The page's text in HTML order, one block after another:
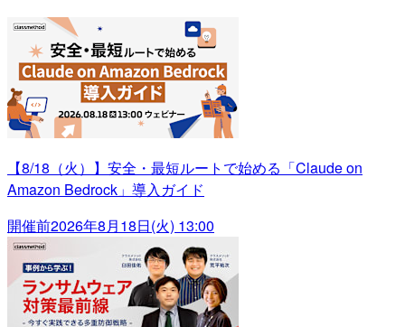
【8/18（火）】安全・最短ルートで始める「Claude on
Amazon Bedrock」導入ガイド
開催前2026年8月18日(火) 13:00